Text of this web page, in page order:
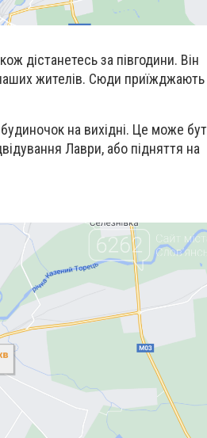
дістанетесь за півгодини. Він
жителів. Сюди приїжджають
на вихідні. Це може
Лаври, або підняття на